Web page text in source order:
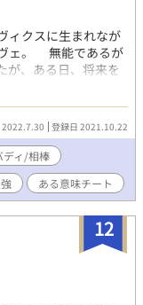
ィクスに生まれなが
ェ。 無能であるが
が、ある日、将来を
けてしまう。崖下
その男は「神」を名
秀才、凡人、そして
ユルヴィクス。周り
めの世直し旅が、
BL寄りなので苦手
えるのか。 のんび
連載してます。
2022.7.30 登録日 2021.10.22
ディ/相棒
ある意味チート
12